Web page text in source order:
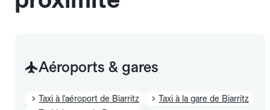
Aéroports & gares
Taxi à l'aéroport de Biarritz
Taxi à la gare de Biarritz